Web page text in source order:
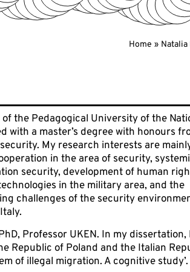
Home
the Pedagogical University of the
with a master’s degree with honours
My research interests are
in the area of security,
security, development of human
in the military area, and the
challenges of the security
Professor UKEN. In my dissertation,
Republic of Poland and the Italian
of illegal migration. A cognitive study’.